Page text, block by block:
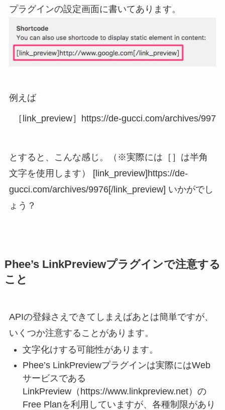
プラグインの設定画面に書いてあります。
例えば
［link_preview］https://de-gucci.com/archives/
とすると、こんな感じ。（※実際には［］は半角
文字を使用します） [link_preview]https://de-
gucci.com/archives/9976[/link_preview] いかがでし
ょう？
Phee’s LinkPreviewプラグインで注意する
こと
APIの登録さえできてしまえばあとは簡単ですが、
いくつか注意することがあります。
文字化けする可能性があります。
Phee’s LinkPreviewプラグインは実際にはWeb
サービスである
LinkPreview（https://www.linkpreview.net）の
Free Planを利用していますが、各種制限があり